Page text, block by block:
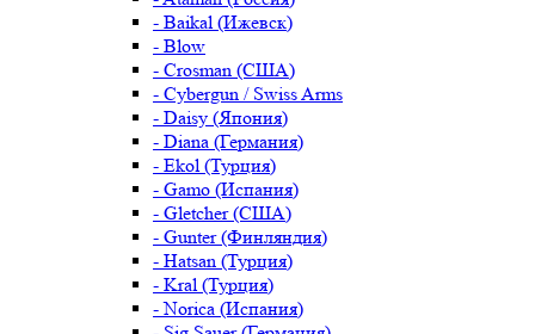
- Baikal (Ижевск)
- Blow
- Crosman (США)
- Cybergun / Swiss Arms
- Daisy (Япония)
- Diana (Германия)
- Ekol (Турция)
- Gamo (Испания)
- Gletcher (США)
- Gunter (Финляндия)
- Hatsan (Турция)
- Kral (Турция)
- Norica (Испания)